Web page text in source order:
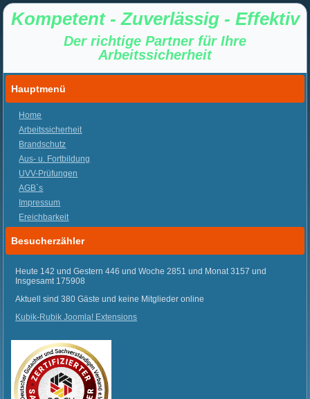
Kompetent - Zuverlässig - Effektiv
Der richtige Partner für Ihre
Arbeitssicherheit
Hauptmenü
Home
Arbeitssicherheit
Brandschutz
Aus- u. Fortbildung
UVV-Prüfungen
AGB`s
Impressum
Ereichbarkeit
Besucherzähler
Heute 142 und Gestern 446 und Woche 2851 und Monat 3157 und
Insgesamt 175908
Aktuell sind 380 Gäste und keine Mitglieder online
Kubik-Rubik Joomla! Extensions